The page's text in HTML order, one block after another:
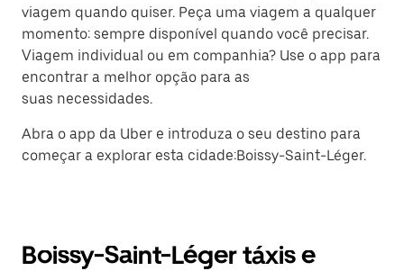
viagem quando quiser. Peça uma viagem a qualquer
momento: sempre disponível quando você precisar.
Viagem individual ou em companhia? Use o app para
encontrar a melhor opção para as
suas necessidades.
Abra o app da Uber e introduza o seu destino para
começar a explorar esta cidade:Boissy-Saint-Léger.
Boissy-Saint-Léger táxis e